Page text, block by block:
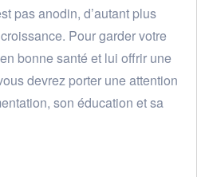
pas anodin, d’autant plus
Pour garder votre
bonne santé et lui offrir une
devrez porter une attention
son éducation et sa